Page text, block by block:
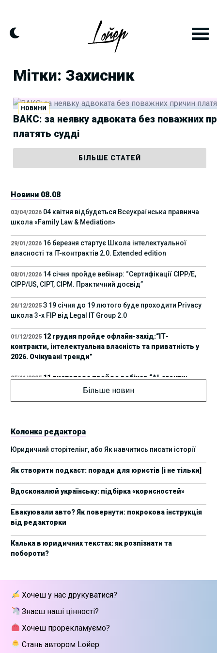
content
Мітки: Захисник
НОВИНИ
ВАКС: за неявку адвоката без поважних
платять судді
БІЛЬШЕ СТАТЕЙ
Новини 08.08
03/04/2026 04 квітня відбудеться Всеукраїнська правнича
школа «Family Law & Mediation»
29/01/2026 16 березня стартує Школа інтелектуальної
власності та IT-контрактів 2.0. Extended edition
08/01/2026 14 січня пройде вебінар: “Сертифікації СІРР/Е,
CIPP/US, CIPT, CIPM. Практичний досвід”
26/12/2025 З 19 січня до 19 лютого буде проходити Privacy
школа 3-х FIP від Legal IT Group 2.0
01/12/2025 12 грудня пройде офлайн-захід:“ІТ-
контракти, інтелектуальна власність та приватність у
2026. Очікувані тренди”
05/11/2025 11 листопада пройде вебінар “AI-агенти:
прайвесі, IP та комплаєнс ризики”
17 листопада стартує Школа юридичної
підтримки ШІ-проєктів від Legal IT Group
19/09/2025 4 жовтня пройде щорічний забіг до Дня
09/09/2025 10 жовтня пройдуть XII Міжнародні
01/09/2025 15 вересня стартує сучасна школа
IT Group
25/06/2025
Як юристу працювати з IT-договорами?
Навчання від Laba
18/06/2025 АПУ оприлюднила заяву щодо втручання в
Більше новин
Колонка редактора
Юридичний сторітелінг, або Як навчитись писати історії
Як створити подкаст: поради для юристів [і не тільки]
Вдосконалюй українську: підбірка «корисностей»
Евакуювали авто? Як повернути: покрокова інструкція
від редакторки
Калька в юридичних текстах: як розпізнати та
побороти?
Хочеш у нас друкуватися?
Знаєш наші цінності?
Хочеш прорекламуємо?
Стань автором Lойер